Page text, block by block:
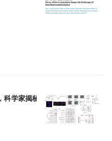
科学家揭秘肿瘤演化最隐蔽的推手